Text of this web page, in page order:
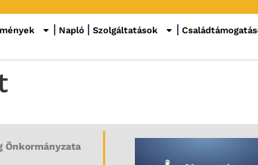
Napló Szolgáltatások
Önkormányzata